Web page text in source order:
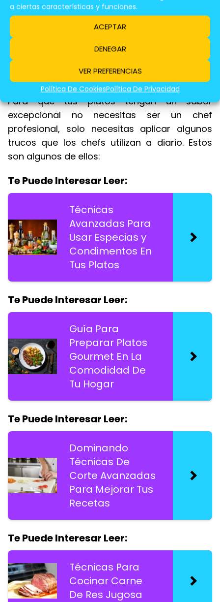
a ciertas características y funciones.
ACEPTAR
DENEGAR
VER PREFERENCIAS
Política De CookiesPolítica De Privacidad
¿Cómo Resaltar El Sabor De
Los Alimentos?
Trucos De Chefs Para Resaltar El Sabor
De Tus Platos
Para que tus platos tengan un sabor
excepcional no necesitas ser un chef
profesional, solo necesitas aplicar algunos
trucos que los chefs utilizan a diario. Estos
son algunos de ellos:
Te Puede Interesar Leer:
Técnicas
Avanzadas Para
Usar Especias y
Condimentos En
Tus Platos
Te Puede Interesar Leer:
Guía Para
Preparar Platos
Gourmet En La
Comodidad De
Tu Hogar
Te Puede Interesar Leer:
Dominando
Técnicas De
Corte Avanzadas
Para Mejorar Tus
Recetas
Te Puede Interesar Leer:
Técnicas Para
Cocinar Carne
De Res Jugosa